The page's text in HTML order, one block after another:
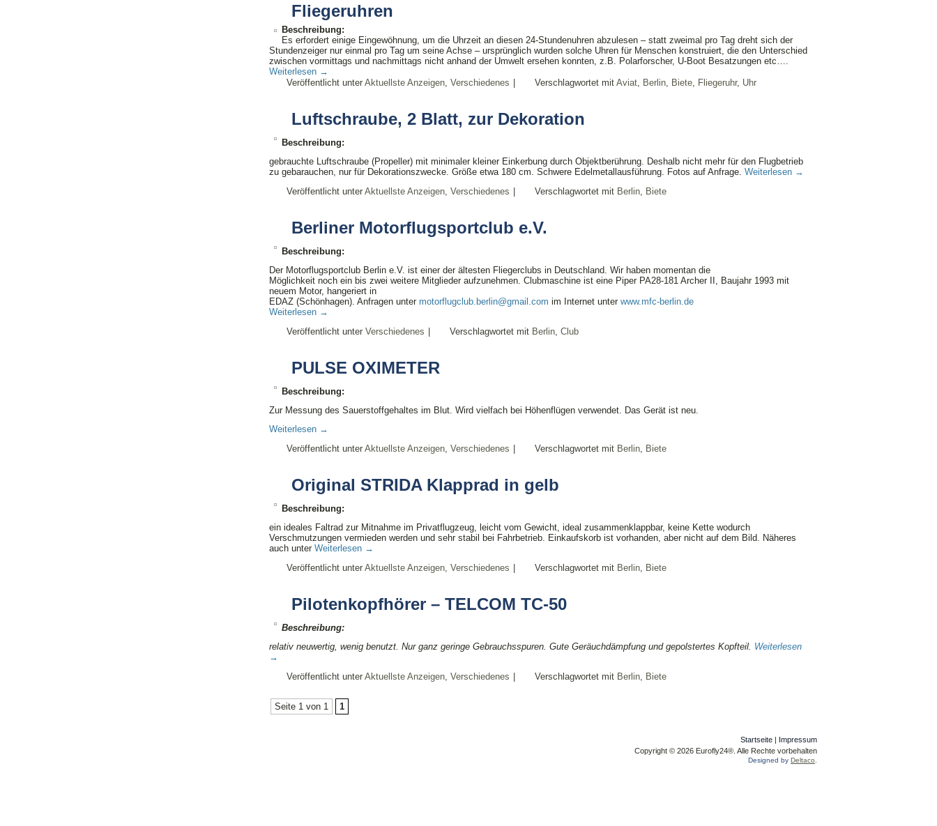
Fliegeruhren
Beschreibung:
Es erfordert einige Eingewöhnung, um die Uhrzeit an diesen 24-Stundenuhren abzulesen – statt zweimal pro Tag dreht sich der
Stundenzeiger nur einmal pro Tag um seine Achse – ursprünglich wurden solche Uhren für Menschen konstruiert, die den Unterschied
zwischen vormittags und nachmittags nicht anhand der Umwelt ersehen konnten, z.B. Polarforscher, U-Boot Besatzungen etc….
Weiterlesen →
Veröffentlicht unter Aktuellste Anzeigen Verschiedenes | Verschlagwortet mit Aviat Berlin Biete Fliegeruhr, Uhr
Luftschraube, 2 Blatt, zur Dekoration
Beschreibung:
gebrauchte Luftschraube (Propeller) mit minimaler kleiner Einkerbung durch Objektberührung. Deshalb nicht mehr für den Flugbetrieb
zu gebarauchen, nur für Dekorationszwecke. Größe etwa 180 cm. Schwere Edelmetallausführung. Fotos auf Anfrage. Weiterlesen →
Veröffentlicht unter Aktuellste Anzeigen Verschiedenes | Verschlagwortet mit Berlin Biete
Berliner Motorflugsportclub e.V.
Beschreibung:
Der Motorflugsportclub Berlin e.V. ist einer der ältesten Fliegerclubs in Deutschland. Wir haben momentan die
Möglichkeit noch ein bis zwei weitere Mitglieder aufzunehmen. Clubmaschine ist eine Piper PA28-181 Archer II, Baujahr 1993 mit
neuem Motor, hangeriert in
EDAZ (Schönhagen). Anfragen unter motorflugclub.berlin@gmail.com im Internet unter www.mfc-berlin.de
Weiterlesen →
Veröffentlicht unter Verschiedenes | Verschlagwortet mit Berlin Club
PULSE OXIMETER
Beschreibung:
Zur Messung des Sauerstoffgehaltes im Blut. Wird vielfach bei Höhenflügen verwendet. Das Gerät ist neu.
Weiterlesen →
Veröffentlicht unter Aktuellste Anzeigen Verschiedenes | Verschlagwortet mit Berlin Biete
Original STRIDA Klapprad in gelb
Beschreibung:
ein ideales Faltrad zur Mitnahme im Privatflugzeug, leicht vom Gewicht, ideal zusammenklappbar, keine Kette wodurch
Verschmutzungen vermieden werden und sehr stabil bei Fahrbetrieb. Einkaufskorb ist vorhanden, aber nicht auf dem Bild. Näheres
auch unter Weiterlesen →
Veröffentlicht unter Aktuellste Anzeigen Verschiedenes | Verschlagwortet mit Berlin Biete
Pilotenkopfhörer – TELCOM TC-50
Beschreibung:
relativ neuwertig, wenig benutzt. Nur ganz geringe Gebrauchsspuren. Gute Geräuchdämpfung und gepolstertes Kopfteil. Weiterlesen
→
Veröffentlicht unter Aktuellste Anzeigen Verschiedenes | Verschlagwortet mit Berlin Biete
Seite 1 von 1 1
Startseite | Impressum
Copyright © 2026 Eurofly24®. Alle Rechte vorbehalten
Designed by Deltaco